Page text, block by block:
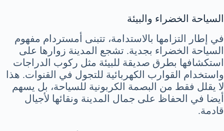
السياحة الخضراء والبيئة
في إطار التزامها بالاستدامة، تتبنى أمستردام مفهوم
السياحة الخضراء بجدية. تشجع المدينة زوارها على
استكشافها بطرق صديقة للبيئة مثل ركوب الدراجات
واستخدام القوارب الكهربائية للتجول في القنوات. هذا
لا يقلل فقط من البصمة الكربونية للسياحة، بل يسهم
أيضا في الحفاظ على جمال المدينة ونقائها لأجيال
قادمة.